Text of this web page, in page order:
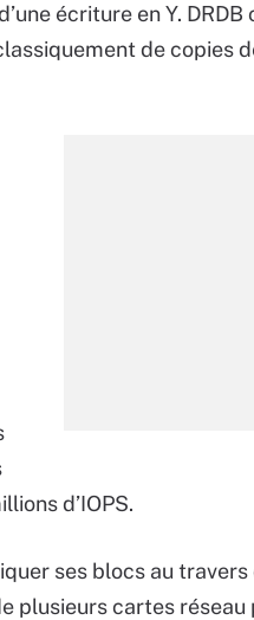
écriture en Y. DRDB
de copies
d’IOPS.
ses blocs au travers
plusieurs cartes